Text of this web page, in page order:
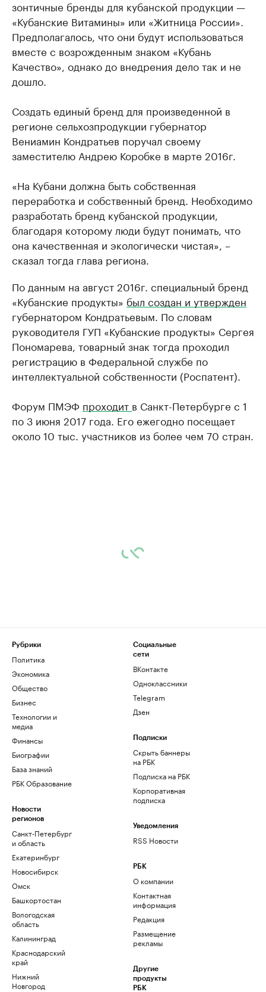
зонтичные бренды для кубанской продукции —
«Кубанские Витамины» или «Житница России».
Предполагалось, что они будут использоваться
вместе с возрожденным знаком «Кубань
Качество», однако до внедрения дело так и не
дошло.
Создать единый бренд для произведенной в
регионе сельхозпродукции губернатор
Вениамин Кондратьев поручал своему
заместителю Андрею Коробке в марте 2016г.
«На Кубани должна быть собственная
переработка и собственный бренд. Необходимо
разработать бренд кубанской продукции,
благодаря которому люди будут понимать, что
она качественная и экологически чистая», –
сказал тогда глава региона.
По данным на август 2016г. специальный бренд
«Кубанские продукты» был создан и утвержден
губернатором Кондратьевым. По словам
руководителя ГУП «Кубанские продукты» Сергея
Пономарева, товарный знак тогда проходил
регистрацию в Федеральной службе по
интеллектуальной собственности (Роспатент).
Форум ПМЭФ проходит в Санкт-Петербурге с 1
по 3 июня 2017 года. Его ежегодно посещает
около 10 тыс. участников из более чем 70 стран.
Рубрики
Политика
Экономика
Общество
Бизнес
Технологии и
медиа
Финансы
Биографии
База знаний
РБК Образование
Новости
регионов
Санкт-Петербург
и область
Екатеринбург
Новосибирск
Омск
Башкортостан
Вологодская
область
Калининград
Краснодарский
край
Нижний
Новгород
Социальные
сети
ВКонтакте
Одноклассники
Telegram
Дзен
Подписки
Скрыть баннеры
на РБК
Подписка на РБК
Корпоративная
подписка
Уведомления
RSS Новости
РБК
О компании
Контактная
информация
Редакция
Размещение
рекламы
Другие
продукты
РБК